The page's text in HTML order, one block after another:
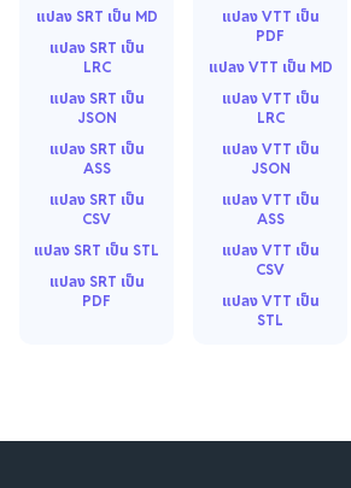
แปลง SRT เป็น MD
แปลง SRT เป็น
LRC
แปลง SRT เป็น
JSON
แปลง SRT เป็น
ASS
แปลง SRT เป็น
CSV
แปลง SRT เป็น STL
แปลง SRT เป็น
PDF
แปลง VTT เป็น
PDF
แปลง VTT เป็น MD
แปลง VTT เป็น
LRC
แปลง VTT เป็น
JSON
แปลง VTT เป็น
ASS
แปลง VTT เป็น
CSV
แปลง VTT เป็น
STL